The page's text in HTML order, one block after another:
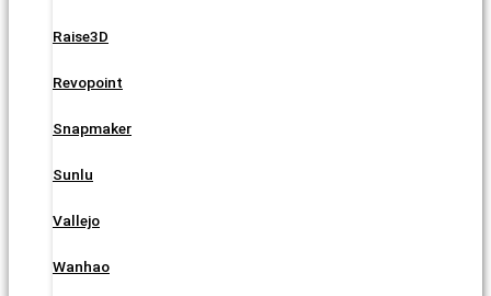
Raise3D
Revopoint
Snapmaker
Sunlu
Vallejo
Wanhao